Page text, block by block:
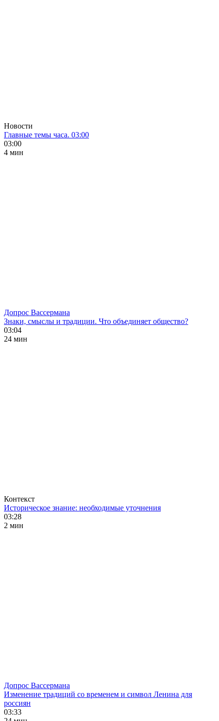
Новости
Главные темы часа. 03:00
03:00
4 мин
Допрос Вассермана
Знаки, смыслы и традиции. Что объединяет общество?
03:04
24 мин
Контекст
Историческое знание: необходимые уточнения
03:28
2 мин
Допрос Вассермана
Изменение традиций со временем и символ Ленина для
россиян
03:33